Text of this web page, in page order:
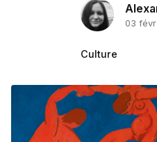
03
Culture